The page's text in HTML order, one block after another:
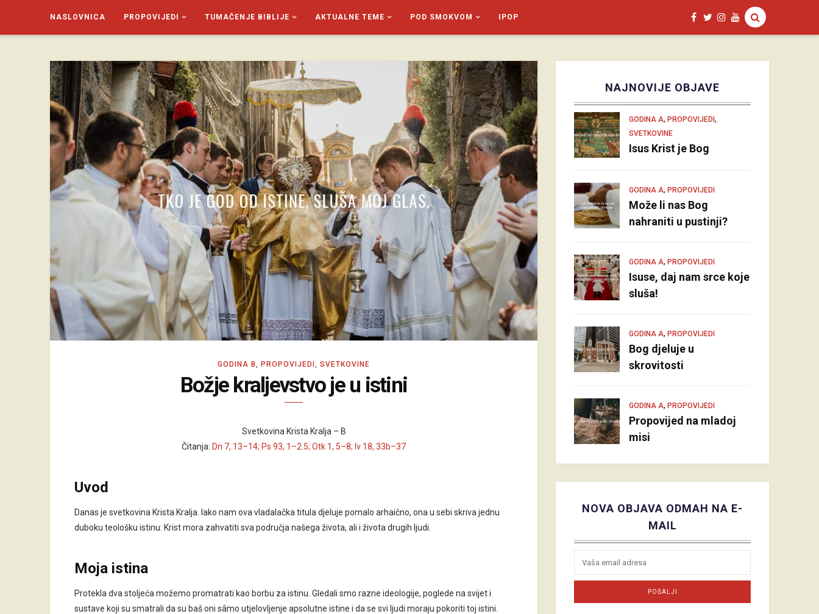
NASLOVNICA PROPOVIJEDI TUMAČENJE BIBLIJE AKTUALNE TEME POD SMOKVOM IPOP
SAGUD.XYZ
GODINA B, PROPOVIJEDI , SVETKOVINE
Božje kraljevstvo je u istini
Svetkovina Krista Kralja – B
Čitanja: Dn 7, 13–14; Ps 93, 1–2.5; Otk 1, 5–8; Iv 18, 33b–37
Uvod
Danas je svetkovina Krista Kralja. Iako nam ova vladalačka titula djeluje pomalo arhaično, ona u sebi skriva jednu
duboku teološku istinu: Krist mora zahvatiti sva područja našega života, ali i života drugih ljudi.
Moja istina
Protekla dva stoljeća možemo promatrati kao borbu za istinu. Gledali smo razne ideologije, poglede na svijet i
sustave koji su smatrali da su baš oni sâmo utjelovljenje apsolutne istine i da se svi ljudi moraju pokoriti toj istini.
NAJNOVIJE OBJAVE
GODINA A, PROPOVIJEDI ,
SVETKOVINE
Isus Krist je Bog
GODINA A, PROPOVIJEDI
Može li nas Bog
nahraniti u pustinji?
GODINA A, PROPOVIJEDI
Isuse, daj nam srce koje
sluša!
GODINA A, PROPOVIJEDI
Bog djeluje u
skrovitosti
GODINA A, PROPOVIJEDI
Propovijed na mladoj
misi
NOVA OBJAVA ODMAH NA E-
MAIL